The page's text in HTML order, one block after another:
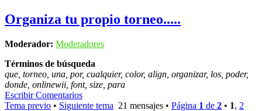
Organiza tu propio torneo.....
Moderador: Moderadores
Términos de búsqueda
que, torneo, una, por, cualquier, color, align, organizar, los, poder,
donde, onlinewii, font, size, para
Escribir Comentarios
Tema previo • Siguiente tema 21 mensajes • Página 1 de 2 • 1, 2